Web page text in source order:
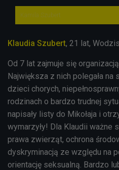
Kamila Szubert
Klaudia Szubert, 21 lat,
Od 7 lat zajmuje się
Największa z nich polegała na
dzieci chorych,
rodzinach o bardzo trudnej
napisały listy do Mikołaja i
wymarzyły! Dla Klaudii ważne
prawa zwierząt, ochrona
dyskryminacją ze względu na
orientację seksualną. Bardzo